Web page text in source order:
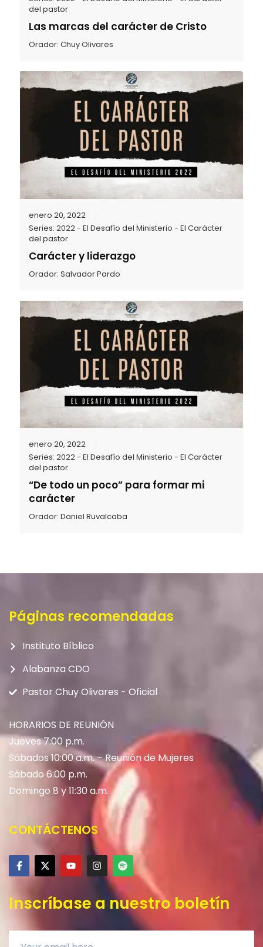
del pastor
Las marcas del carácter de Cristo
Orador:Chuy Olivares
enero 20, 2022
Series:2022 - El Desafío del Ministerio - El Carácter
del pastor
Carácter y liderazgo
Orador:Salvador Pardo
enero 20, 2022
Series:2022 - El Desafío del Ministerio - El Carácter
del pastor
“De todo un poco” para formar mi
carácter
Orador:Daniel Ruvalcaba
Páginas recomendadas
Instituto Bíblico
Alabanza CDO
Pastor Chuy Olivares - Oficial
HORARIOS DE REUNIÓN
Jueves 7:00 p.m.
Sábados 10:00 a.m. – Reunión de Mujeres
Sábado 6:00 p.m.
Domingo 8 y 11:30 a.m.
CONTÁCTENOS
Inscríbase a nuestro boletín